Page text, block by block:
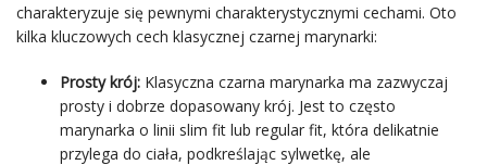
charakteryzuje się pewnymi charakterystycznymi cechami. Oto
kilka kluczowych cech klasycznej czarnej marynarki:
Prosty krój: Klasyczna czarna marynarka ma zazwyczaj
prosty i dobrze dopasowany krój. Jest to często
marynarka o linii slim fit lub regular fit, która delikatnie
przylega do ciała, podkreślając sylwetkę, ale